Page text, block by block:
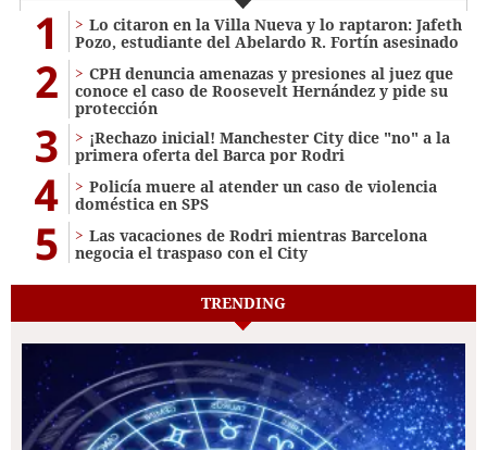
1
Lo citaron en la Villa Nueva y lo raptaron: Jafeth
Pozo, estudiante del Abelardo R. Fortín asesinado
2
CPH denuncia amenazas y presiones al juez que
conoce el caso de Roosevelt Hernández y pide su
protección
3
¡Rechazo inicial! Manchester City dice "no" a la
primera oferta del Barca por Rodri
4
Policía muere al atender un caso de violencia
doméstica en SPS
5
Las vacaciones de Rodri mientras Barcelona
negocia el traspaso con el City
TRENDING